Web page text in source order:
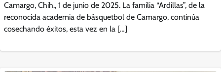
Camargo, Chih., 1 de junio de 2025. La familia “Ardillas”, de la
reconocida academia de básquetbol de Camargo, continúa
cosechando éxitos, esta vez en la […]